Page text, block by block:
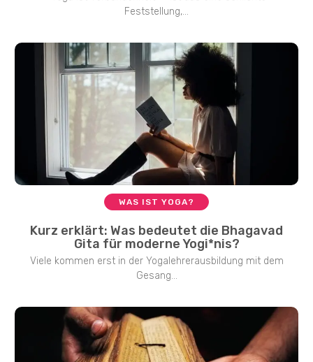
Feststellung,...
WAS IST YOGA?
Kurz erklärt: Was bedeutet die Bhagavad
Gita für moderne Yogi*nis?
Viele kommen erst in der Yogalehrerausbildung mit dem
Gesang...